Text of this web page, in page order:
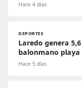
Hace 4 días
DEPORTES
Laredo genera
balonmano playa
Hace 5 días